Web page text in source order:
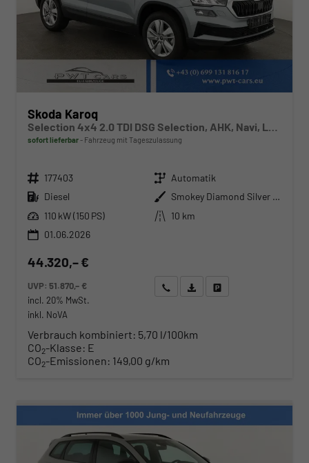
Skoda Karoq
sofort lieferbar Fahrzeug mit Tageszulassung
Fahrzeugnr. 177403 Getriebe Automatik
Kraftstoff Diesel Außenfarbe
Smokey Diamond Silver Metallic
Leistung 110 kW (150 PS) Kilometerstand
10 km
01.06.2026
44.320,– €
UVP: 51.870,– €
incl. 20% MwSt.
inkl. NoVA
Wir rufen Sie anAngebot drucken (PDF)
Verbrauch kombiniert: 5,70 l/100km
CO2-Klasse: E
CO2-Emissionen: 149,00 g/km